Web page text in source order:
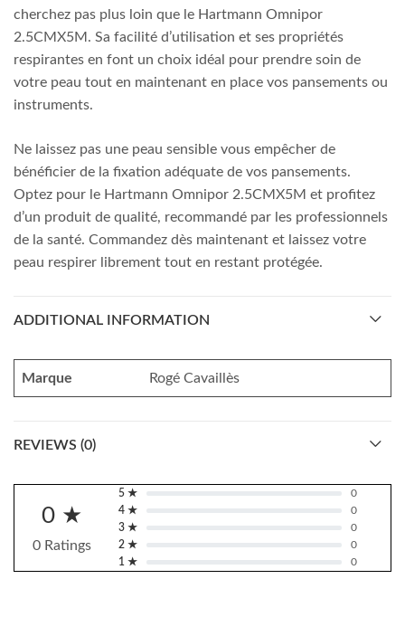
cherchez pas plus loin que le Hartmann Omnipor
2.5CMX5M. Sa facilité d’utilisation et ses propriétés
respirantes en font un choix idéal pour prendre soin de
votre peau tout en maintenant en place vos pansements ou
instruments.
Ne laissez pas une peau sensible vous empêcher de
bénéficier de la fixation adéquate de vos pansements.
Optez pour le Hartmann Omnipor 2.5CMX5M et profitez
d’un produit de qualité, recommandé par les professionnels
de la santé. Commandez dès maintenant et laissez votre
peau respirer librement tout en restant protégée.
ADDITIONAL INFORMATION
Marque Rogé Cavaillès
REVIEWS (0)
0 ★
0 Ratings
5 ★
0
4 ★
0
3 ★
0
2 ★
0
1 ★
0